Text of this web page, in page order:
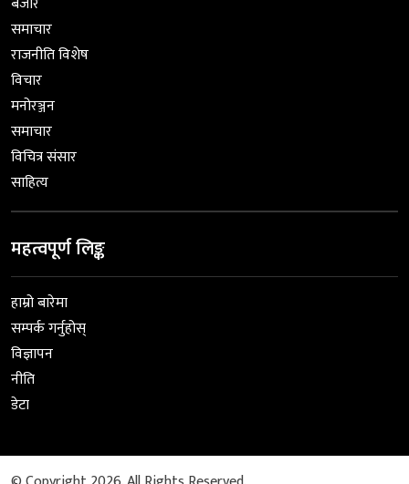
समाचार
राजनीति विशेष
विचार
मनोरञ्जन
समाचार
विचित्र संसार
साहित्य
महत्वपूर्ण लिङ्क
हाम्रो बारेमा
सम्पर्क गर्नुहोस्
विज्ञापन
नीति
डेटा